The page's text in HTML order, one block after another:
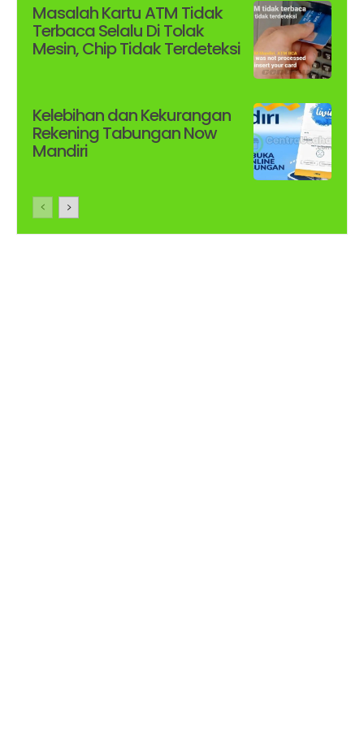
Masalah Kartu ATM Tidak
Terbaca Selalu Di Tolak
Mesin, Chip Tidak Terdeteksi
Kelebihan dan Kekurangan
Rekening Tabungan Now
Mandiri